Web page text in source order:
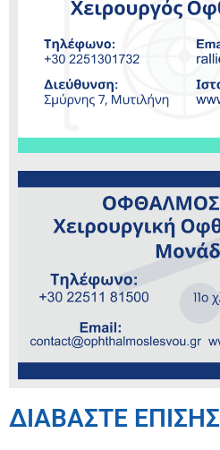
ΔΙΑΒΑΣΤΕ ΕΠΙΣΗΣ